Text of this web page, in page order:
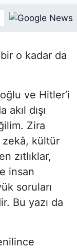
o kadar da
ve Hitler’i
dışı
Zira
kültür
zıtlıklar,
insan
soruları
Bu yazı da